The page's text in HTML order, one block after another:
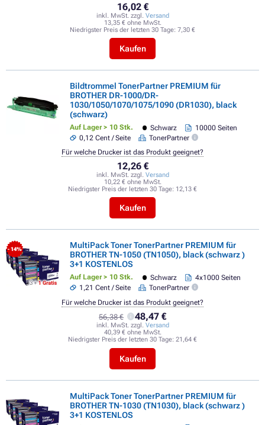
16,02 €
inkl. MwSt. zzgl. Versand
13,35 € ohne MwSt.
Niedrigster Preis der letzten 30 Tage: 7,30 €
Kaufen
Bildtrommel TonerPartner PREMIUM für
BROTHER DR-1000/DR-
1030/1050/1070/1075/1090 (DR1030), black
(schwarz)
Auf Lager > 10 Stk. Schwarz
10000 Seiten
0,12 Cent / Seite
TonerPartner
12,26 €
inkl. MwSt. zzgl. Versand
10,22 € ohne MwSt.
Niedrigster Preis der letzten 30 Tage: 12,13 €
Kaufen
Für welche Drucker ist das Produkt geeignet?
- 14%
MultiPack Toner TonerPartner PREMIUM für
BROTHER TN-1050 (TN1050), black (schwarz )
3+1 KOSTENLOS
Auf Lager > 10 Stk. Schwarz
4x1000 Seiten
1,21 Cent / Seite
TonerPartner
56,38 € 48,47 €
inkl. MwSt. zzgl. Versand
40,39 € ohne MwSt.
Niedrigster Preis der letzten 30 Tage: 21,64 €
Kaufen
Für welche Drucker ist das Produkt geeignet?
MultiPack Toner TonerPartner PREMIUM für
BROTHER TN-1030 (TN1030), black (schwarz )
3+1 KOSTENLOS